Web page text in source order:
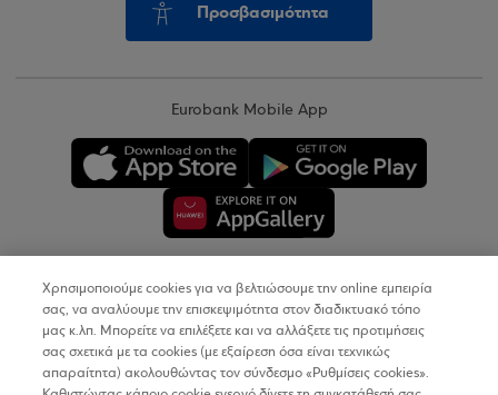
Προσβασιμότητα
Eurobank Mobile App
Copyright © 2026
Όροι Χρήσης
Χρησιμοποιούμε cookies για να βελτιώσουμε την online εμπειρία
σας, να αναλύουμε την επισκεψιμότητα στον διαδικτυακό τόπο
μας κ.λπ. Μπορείτε να επιλέξετε και να αλλάξετε τις προτιμήσεις
σας σχετικά με τα cookies (με εξαίρεση όσα είναι τεχνικώς
απαραίτητα) ακολουθώντας τον σύνδεσμο «Ρυθμίσεις cookies».